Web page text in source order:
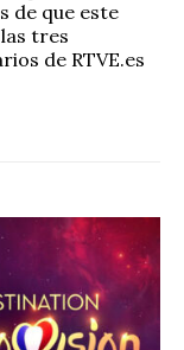
de que este
tres
de RTVE.es